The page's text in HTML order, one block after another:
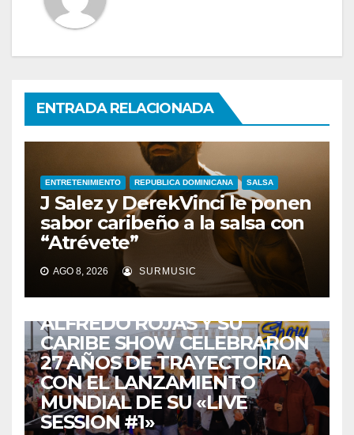
ENTRADA RELACIONADA
ENTRETENIMIENTO REPUBLICA DOMINICANA SALSA
J Salez y DerekVinci le ponen
sabor caribeño a la salsa con
“Atrévete”
AGO 8, 2026 SURMUSIC
ENTRETENIMIENTO
ALFREDO ROJAS Y SU
CARIBE SHOW CELEBRARON
27 AÑOS DE TRAYECTORIA
CON EL LANZAMIENTO
MUNDIAL DE SU «LIVE
SESSION #1»